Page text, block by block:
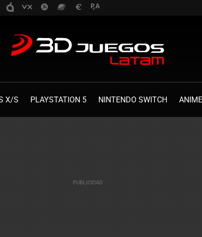
X/S PLAYSTATION 5 NINTENDO SWITCH ANIME